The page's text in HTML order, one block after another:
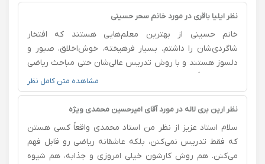
تدریس میکنن اینجوری برای سال‌های آینده هم میتونیم از
نظر ایلیا باقری در مورد خانم سحر حسینی
خانم حسینی از بهترین معلم‌هایی هستند که افتخار
شاگردی‌شان را داشتم. بسیار فرهیخته، خوش‌اخلاق، صبور و
دلسوز هستند و با روش تدریس عالی‌شان حتی مباحث ریاضی
را هم کاملاً روان و قابل فهم آموزش می‌دهند. همیشه با
حوصله به سوالات پاسخ می‌دهند و برای یادگیری دانش‌آموزان
وقت می‌گذارند. مسئولیت‌پذیری، نظم و اخلاق حرفه‌ای ایشان
واقعاً تحسین‌برانگیز است. ایشان معلمی متعهد، توانمند و
باوجدان هستند. واقعاً از حضور در کلاس‌هایشان لذت بردم و
از زحماتشان صمیمانه سپاسگزارم.
مشاهده متن کامل نظر
نظر ارین بری لاله در مورد آقای امیرحسین محمدی ویژه
سلام استاد عزیز از نظر من استاد محمدی واقعاً کسی هستن
که فقط تدریس نمی‌کنن، بلکه عاشقانه ریاضی رو قابل فهم
می‌کنن. هم روش کارشون خیلی امروزی و جذابه، هم شیوه